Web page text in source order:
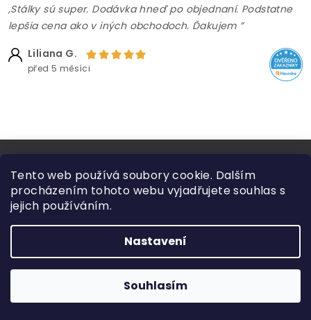
Tento web používá soubory cookie. Dalším
procházením tohoto webu vyjadřujete souhlas s
jejich používáním.
Nastavení
Souhlasím
,Stálky sú super. Dodávka hneď po objednaní. Podstatne
lepšia cena ako v iných obchodoch. Ďakujem ”
Liliana G.
před 5 měsíci
Odběr newsletteru
Akční nabídky, slevy, rady a tipy ke cvičení. Žádný
spam.
Přihlášením k newsletteru souhlasíte se